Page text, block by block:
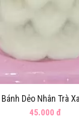
Bánh Dẻo Nhân Trà
45.000 đ